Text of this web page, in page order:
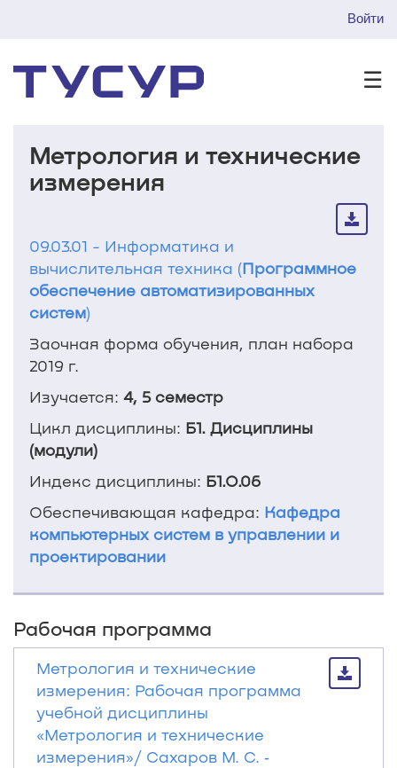
Войти
☰
Метрология и технические
измерения
09.03.01 - Информатика и
вычислительная техника (Программное
обеспечение автоматизированных
систем)
Заочная форма обучения, план набора
2019 г.
Изучается: 4, 5 семестр
Цикл дисциплины: Б1. Дисциплины
(модули)
Индекс дисциплины: Б1.О.06
Обеспечивающая кафедра: Кафедра
компьютерных систем в управлении и
проектировании
Рабочая программа
Метрология и технические
измерения: Рабочая программа
учебной дисциплины
«Метрология и технические
измерения»/ Сахаров М. С. ‐